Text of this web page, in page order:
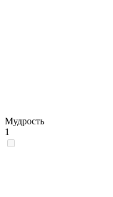
Мудрость
1